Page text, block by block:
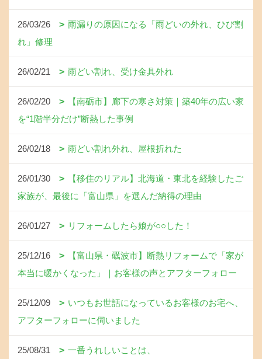
26/03/26
雨漏りの原因になる「雨どいの外れ、ひび割
れ」修理
26/02/21 雨どい割れ、受け金具外れ
26/02/20
【南砺市】廊下の寒さ対策｜築40年の広い家
を“1階半分だけ”断熱した事例
26/02/18 雨どい割れ外れ、屋根折れた
26/01/30
【移住のリアル】北海道・東北を経験したご
家族が、最後に「富山県」を選んだ納得の理由
26/01/27 リフォームしたら娘が○○した！
25/12/16
【富山県・礪波市】断熱リフォームで「家が
本当に暖かくなった」｜お客様の声とアフターフォロー
25/12/09
いつもお世話になっているお客様のお宅へ、
アフターフォローに伺いました
25/08/31 一番うれしいことは、